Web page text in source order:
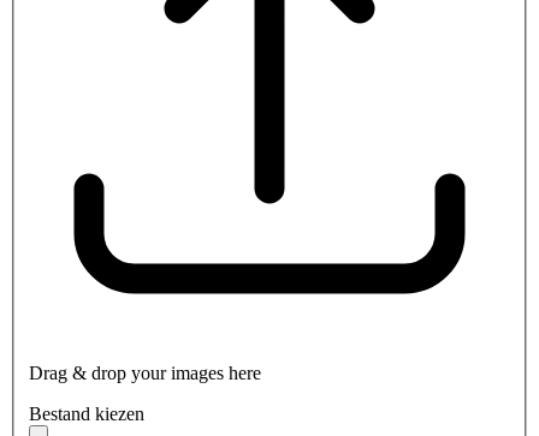
Drag & drop your images here
Bestand kiezen